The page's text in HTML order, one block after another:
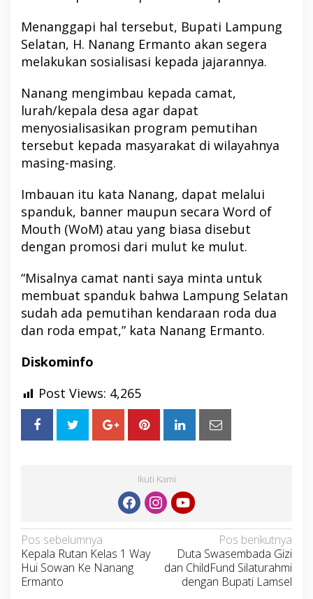
Menanggapi hal tersebut, Bupati Lampung
Selatan, H. Nanang Ermanto akan segera
melakukan sosialisasi kepada jajarannya.
Nanang mengimbau kepada camat,
lurah/kepala desa agar dapat
menyosialisasikan program pemutihan
tersebut kepada masyarakat di wilayahnya
masing-masing.
Imbauan itu kata Nanang, dapat melalui
spanduk, banner maupun secara Word of
Mouth (WoM) atau yang biasa disebut
dengan promosi dari mulut ke mulut.
“Misalnya camat nanti saya minta untuk
membuat spanduk bahwa Lampung Selatan
sudah ada pemutihan kendaraan roda dua
dan roda empat,” kata Nanang Ermanto.
Diskominfo
Post Views: 4,265
Ikuti Kami
Navigasi
pos
Pos sebelumnya
Kepala Rutan Kelas 1 Way
Hui Sowan Ke Nanang
Ermanto
Pos berikutnya
Duta Swasembada Gizi
dan ChildFund Silaturahmi
dengan Bupati Lamsel